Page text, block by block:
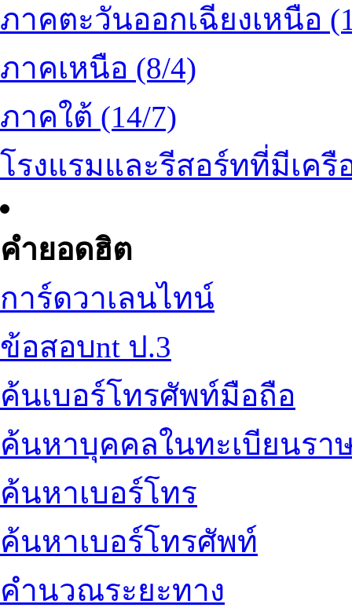
ภาคตะวันออกเฉียงเหนือ
ภาคเหนือ (8/4)
ภาคใต้ (14/7)
โรงแรมและรีสอร์ทที่มีเครื
คำยอดฮิต
การ์ดวาเลนไทน์
ข้อสอบnt ป.3
ค้นเบอร์โทรศัพท์มือถือ
ค้นหาบุคคลในทะเบียนรา
ค้นหาเบอร์โทร
ค้นหาเบอร์โทรศัพท์
คำนวณระยะทาง